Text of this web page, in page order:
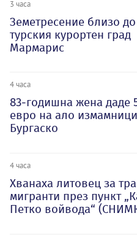
3 часа
Земетресение близо до
турския курортен град
Мармарис
4 часа
83-годишна жена даде
евро на ало
Бургаско
4 часа
Хванаха литовец за
мигранти през пункт
Петко войвода“